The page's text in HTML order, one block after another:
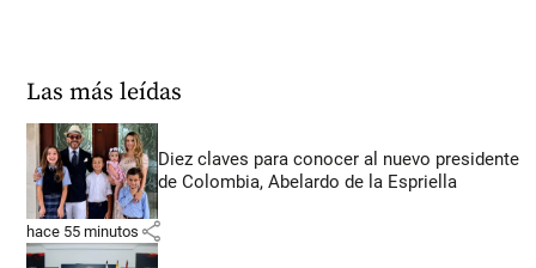
Las más leídas
Diez claves para conocer al nuevo presidente
de Colombia, Abelardo de la Espriella
hace 55 minutos share